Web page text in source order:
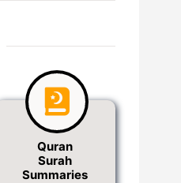
Quran
Surah
Summaries